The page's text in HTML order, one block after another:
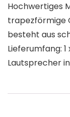
Hochwertiges
trapezförmige
besteht aus
Lieferumfang:
Lautsprecher